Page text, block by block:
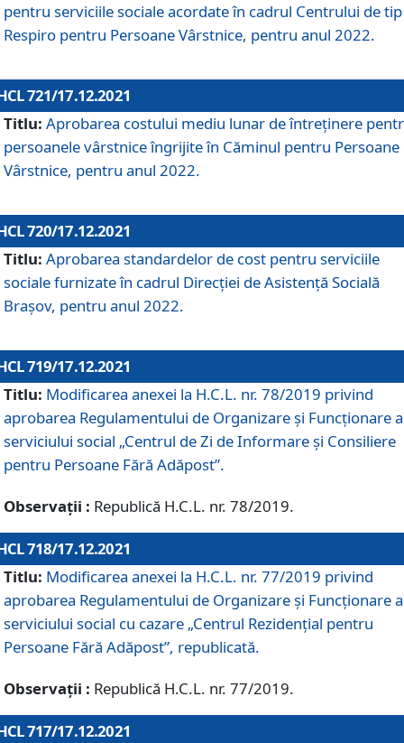
pentru serviciile sociale acordate în cadrul Centrului de tip
Respiro pentru Persoane Vârstnice, pentru anul 2022.
721/17.12.2021
Titlu: Aprobarea costului mediu lunar de întreţinere
persoanele vârstnice îngrijite în Căminul pentru Persoane
Vârstnice, pentru anul 2022.
720/17.12.2021
Titlu: Aprobarea standardelor de cost pentru serviciile
sociale furnizate în cadrul Direcției de Asistență Socială
Brașov, pentru anul 2022.
719/17.12.2021
Titlu: Modificarea anexei la H.C.L. nr. 78/2019 privind
aprobarea Regulamentului de Organizare și Funcționare
serviciului social „Centrul de Zi de Informare şi Consiliere
pentru Persoane Fără Adăpost”.
Observații : Republică H.C.L. nr. 78/2019.
718/17.12.2021
Titlu: Modificarea anexei la H.C.L. nr. 77/2019 privind
aprobarea Regulamentului de Organizare și Funcționare
serviciului social cu cazare „Centrul Rezidențial pentru
Persoane Fără Adăpost”, republicată.
Observații : Republică H.C.L. nr. 77/2019.
717/17.12.2021